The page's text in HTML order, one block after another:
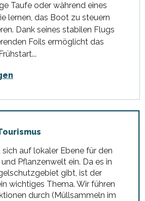
Taufe oder während eines
lernen, das Boot zu steuern
Dank seines stabilen Flugs
Foils ermöglicht das
sich auf lokaler Ebene für den
Pflanzenwelt ein. Da es in
gibt, ist der
wichtiges Thema. Wir führen
durch (Müllsammeln im